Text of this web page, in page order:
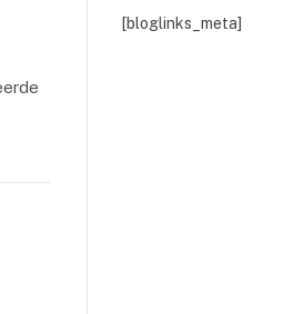
[bloglinks_meta]